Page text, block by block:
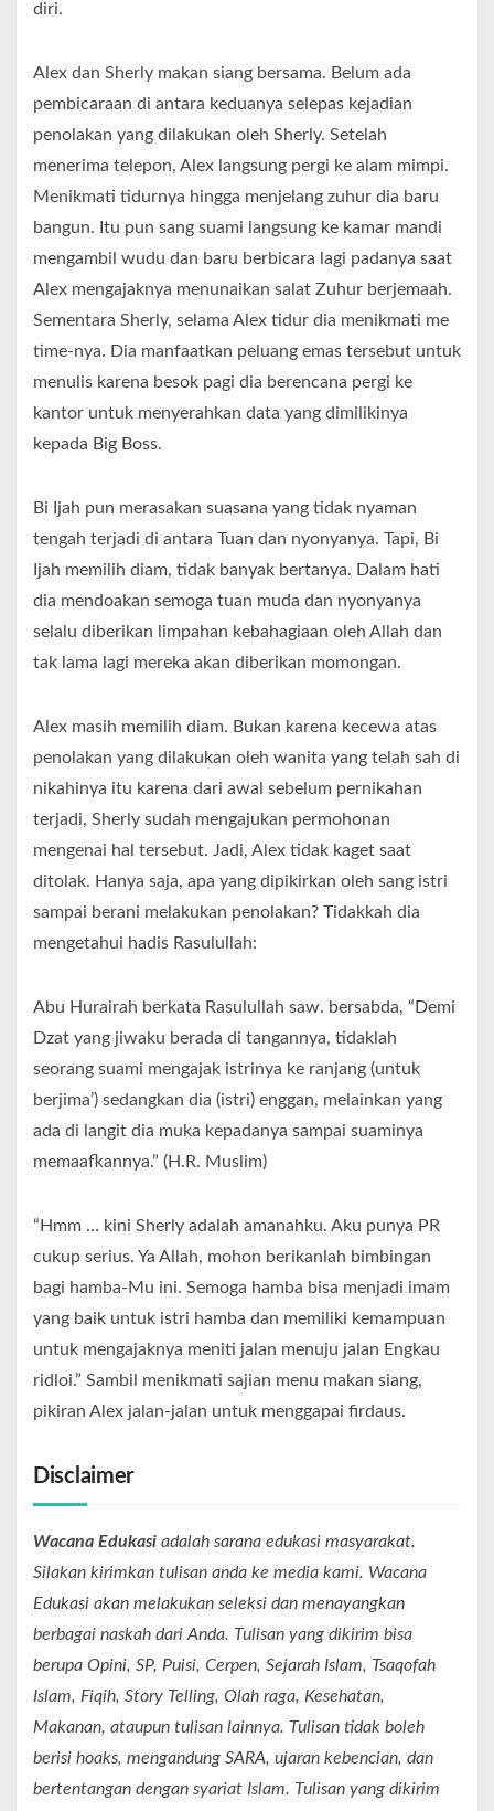
diri.
Alex dan Sherly makan siang bersama. Belum ada
pembicaraan di antara keduanya selepas kejadian
penolakan yang dilakukan oleh Sherly. Setelah
menerima telepon, Alex langsung pergi ke alam mimpi.
Menikmati tidurnya hingga menjelang zuhur dia baru
bangun. Itu pun sang suami langsung ke kamar mandi
mengambil wudu dan baru berbicara lagi padanya saat
Alex mengajaknya menunaikan salat Zuhur berjemaah.
Sementara Sherly, selama Alex tidur dia menikmati me
time-nya. Dia manfaatkan peluang emas tersebut untuk
menulis karena besok pagi dia berencana pergi ke
kantor untuk menyerahkan data yang dimilikinya
kepada Big Boss.
Bi Ijah pun merasakan suasana yang tidak nyaman
tengah terjadi di antara Tuan dan nyonyanya. Tapi, Bi
Ijah memilih diam, tidak banyak bertanya. Dalam hati
dia mendoakan semoga tuan muda dan nyonyanya
selalu diberikan limpahan kebahagiaan oleh Allah dan
tak lama lagi mereka akan diberikan momongan.
Alex masih memilih diam. Bukan karena kecewa atas
penolakan yang dilakukan oleh wanita yang telah sah di
nikahinya itu karena dari awal sebelum pernikahan
terjadi, Sherly sudah mengajukan permohonan
mengenai hal tersebut. Jadi, Alex tidak kaget saat
ditolak. Hanya saja, apa yang dipikirkan oleh sang istri
sampai berani melakukan penolakan? Tidakkah dia
mengetahui hadis Rasulullah:
Abu Hurairah berkata Rasulullah saw. bersabda, “Demi
Dzat yang jiwaku berada di tangannya, tidaklah
seorang suami mengajak istrinya ke ranjang (untuk
berjima’) sedangkan dia (istri) enggan, melainkan yang
ada di langit dia muka kepadanya sampai suaminya
memaafkannya.” (H.R. Muslim)
“Hmm … kini Sherly adalah amanahku. Aku punya PR
cukup serius. Ya Allah, mohon berikanlah bimbingan
bagi hamba-Mu ini. Semoga hamba bisa menjadi imam
yang baik untuk istri hamba dan memiliki kemampuan
untuk mengajaknya meniti jalan menuju jalan Engkau
ridloi.” Sambil menikmati sajian menu makan siang,
pikiran Alex jalan-jalan untuk menggapai firdaus.
Disclaimer
Wacana Edukasi adalah sarana edukasi masyarakat.
Silakan kirimkan tulisan anda ke media kami. Wacana
Edukasi akan melakukan seleksi dan menayangkan
berbagai naskah dari Anda. Tulisan yang dikirim bisa
berupa Opini, SP, Puisi, Cerpen, Sejarah Islam, Tsaqofah
Islam, Fiqih, Story Telling, Olah raga, Kesehatan,
Makanan, ataupun tulisan lainnya. Tulisan tidak boleh
berisi hoaks, mengandung SARA, ujaran kebencian, dan
bertentangan dengan syariat Islam. Tulisan yang dikirim